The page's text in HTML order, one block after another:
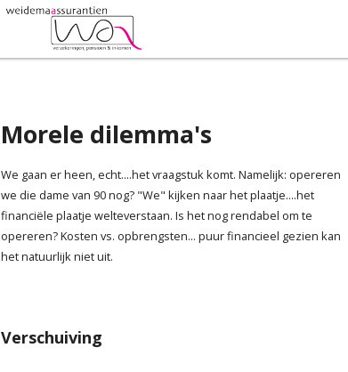
Morele dilemma's
We gaan er heen, echt....het vraagstuk komt. Namelijk: opereren
we die dame van 90 nog? "We" kijken naar het plaatje....het
financiële plaatje welteverstaan. Is het nog rendabel om te
opereren? Kosten vs. opbrengsten... puur financieel gezien kan
het natuurlijk niet uit.
Verschuiving